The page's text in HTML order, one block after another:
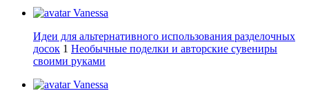
Vanessa
Идеи для альтернативного использования разделочных
досок 1 Необычные поделки и авторские сувениры
своими руками
Vanessa